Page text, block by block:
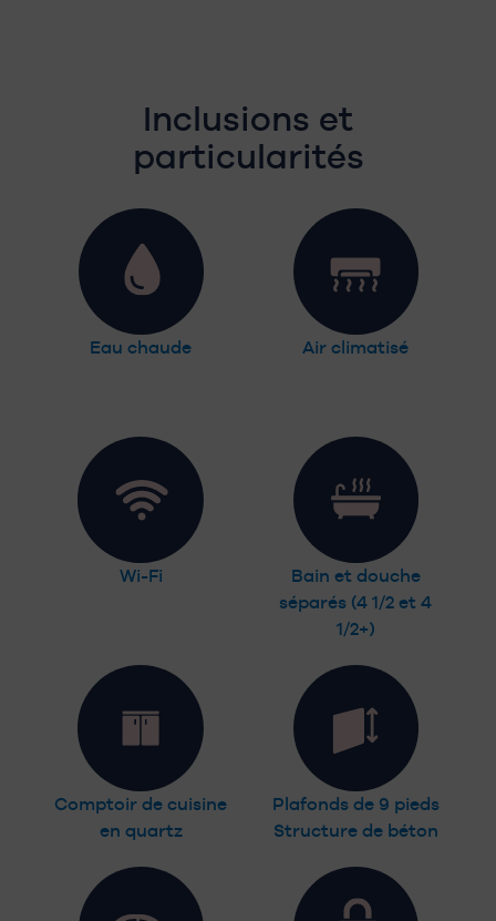
Inclusions et
particularités
Eau chaude Air climatisé
Wi-Fi
Bain et douche
séparés (4 1/2 et 4
1/2+)
Comptoir de cuisine
en quartz
Plafonds de 9 pieds
Structure de béton